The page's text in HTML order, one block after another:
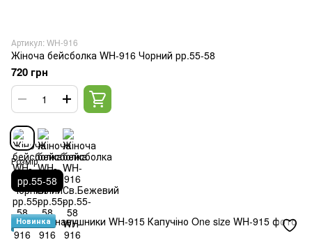
Артикул: WH-916
Жіноча бейсболка WH-916 Чорний рр.55-58
720 грн
Розмір
рр.55-58
Новинка